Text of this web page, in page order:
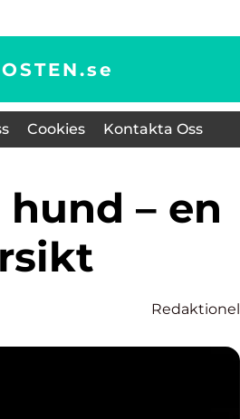
se
Cookies Kontakta Oss
Redaktionel